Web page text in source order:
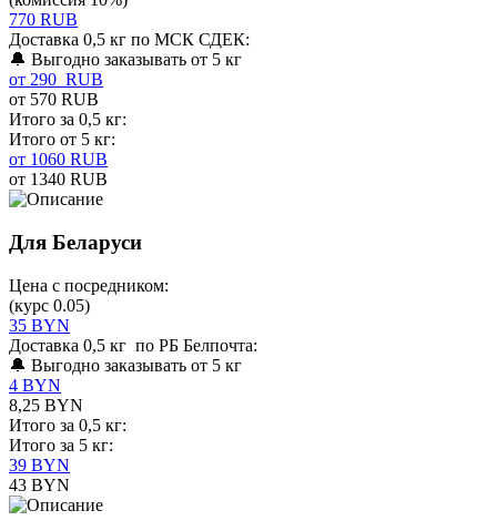
770 RUB
Доставка 0,5 кг по МСК СДЕК:
🔔 Выгодно заказывать от 5 кг
от 290 RUB
от 570 RUB
Итого за 0,5 кг:
Итого от 5 кг:
от 1060 RUB
от 1340 RUB
Для Беларуси
Цена с посредником:
(курс 0.05)
35 BYN
Доставка 0,5 кг по РБ Белпочта:
🔔 Выгодно заказывать от 5 кг
4 BYN
8,25 BYN
Итого за 0,5 кг:
Итого за 5 кг:
39 BYN
43 BYN